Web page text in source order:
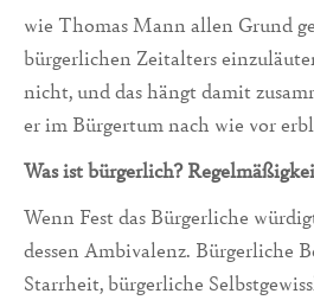
wie Thomas Mann allen Grund
bürgerlichen Zeitalters
nicht, und das hängt damit
er im Bürgertum nach wie vor
Was ist bürgerlich?
Wenn Fest das Bürgerliche
dessen Ambivalenz. Bürgerliche
Starrheit, bürgerliche